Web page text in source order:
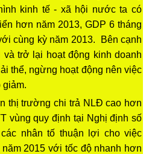
kinh tế - xã hội nước ta có
hơn năm 2013, GDP 6 tháng
cùng kỳ năm 2013. Bên cạnh
trở lại hoạt động kinh doanh
thể, ngừng hoạt động nên việc
giảm.
thị trường chi trả NLĐ cao hơn
vùng quy định tại Nghị định số
nhân tố thuận lợi cho việc
2015 với tốc độ nhanh hơn